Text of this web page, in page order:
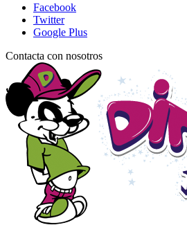
Facebook
Twitter
Google Plus
Contacta con nosotros